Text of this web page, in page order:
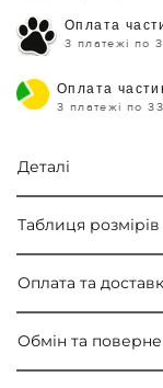
Оплата
3 платежі по
Оплата
3 платежі по
Деталі
Таблиця розмірів
Оплата та
Обмін та